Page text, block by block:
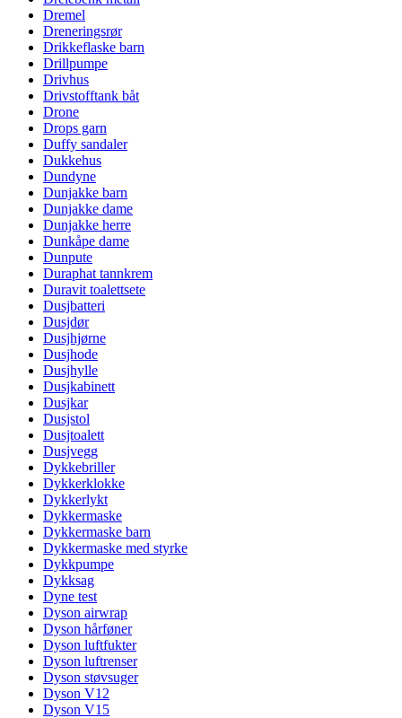
Dremel
Dreneringsrør
Drikkeflaske barn
Drillpumpe
Drivhus
Drivstofftank båt
Drone
Drops garn
Duffy sandaler
Dukkehus
Dundyne
Dunjakke barn
Dunjakke dame
Dunjakke herre
Dunkåpe dame
Dunpute
Duraphat tannkrem
Duravit toalettsete
Dusjbatteri
Dusjdør
Dusjhjørne
Dusjhode
Dusjhylle
Dusjkabinett
Dusjkar
Dusjstol
Dusjtoalett
Dusjvegg
Dykkebriller
Dykkerklokke
Dykkerlykt
Dykkermaske
Dykkermaske barn
Dykkermaske med styrke
Dykkpumpe
Dykksag
Dyne test
Dyson airwrap
Dyson hårføner
Dyson luftfukter
Dyson luftrenser
Dyson støvsuger
Dyson V12
Dyson V15